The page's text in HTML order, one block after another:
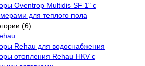
Oventrop Multidis SF 1" с
для теплого пола
(6)
Rehau для водоснабжения
отопления Rehau HKV с